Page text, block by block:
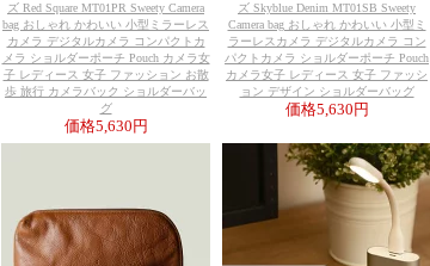
ズ Red Square MT01PR Sweety Camera
bag おしゃれ かわいい 小型ミラーレス
カメラ デジタルカメラ コンパクトカ
メラ ショルダーポーチ Pouch カメラ女
子 レディース 女子 ファッション お散
歩 旅行 カメラバック ショルダーバッ
グ
価格5,630円
ズ Skyblue Denim MT01SB Sweety
Camera bag おしゃれ かわいい 小型ミ
ラーレスカメラ デジタルカメラ コン
パクトカメラ ショルダーポーチ Pouch
カメラ女子 レディース 女子 ファッシ
ョン デザイン ショルダーバッグ
価格5,630円